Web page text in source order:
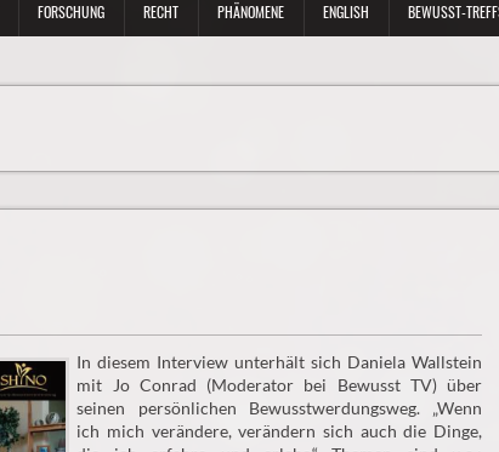
FORSCHUNG RECHT PHÄNOMENE ENGLISH BEWUSST-TREFFS
In diesem Interview unterhält sich Daniela Wallstein
mit Jo Conrad (Moderator bei Bewusst TV) über
seinen persönlichen Bewusstwerdungsweg. „Wenn
ich mich verändere, verändern sich auch die Dinge,